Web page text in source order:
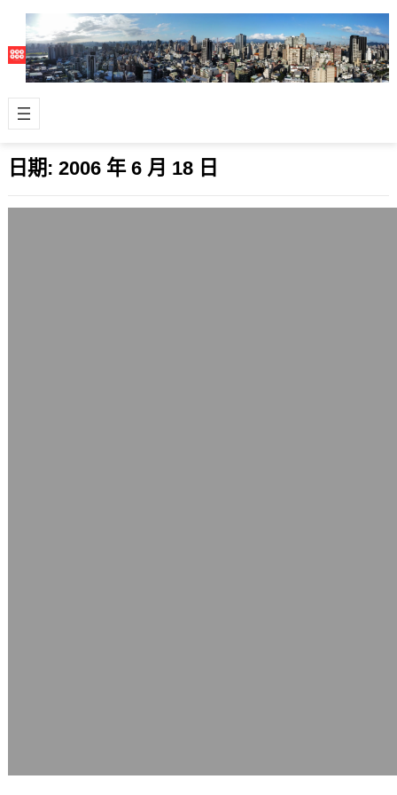
日期: 2006 年 6 月 18 日